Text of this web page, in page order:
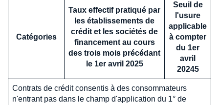
Catégories
Taux effectif pratiqué par
les établissements de
crédit et les sociétés de
financement au cours
des trois mois précédant
le 1er avril 2025
Seuil de
l'usure
applicable
à compter
du 1er
avril
20245
Contrats de crédit consentis à des consommateurs
n'entrant pas dans le champ d'application du 1° de